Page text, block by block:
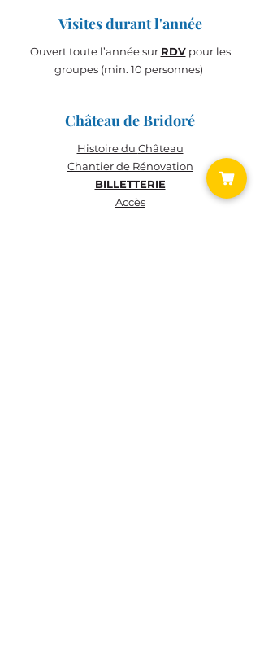
Visites durant l'année
Ouvert toute l’année sur RDVpour les
groupes (min. 10 personnes)
Château de Bridoré
Histoire du Château
Chantier de Rénovation
BILLETTERIE
Accès